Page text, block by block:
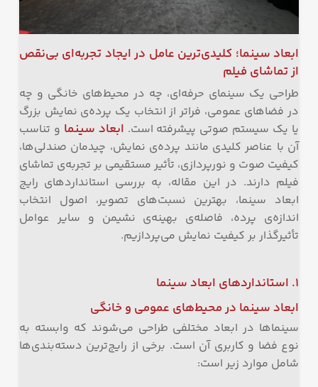
ابعاد سینما؛ کلیدی‌ترین عامل در ایجاد تجربه‌ای بی‌نقص
از تماشای فیلم
طراحی یک سینمای حرفه‌ای، چه در محیط‌های خانگی و چه
در فضاهای عمومی، فراتر از انتخاب یک پرده‌ی نمایش بزرگ
یا یک سیستم صوتی پیشرفته است. ابعاد سینما و تناسب
آن با عناصر کلیدی مانند پرده‌ی نمایش، چیدمان صندلی‌ها،
کیفیت صوت و نورپردازی، تأثیر مستقیمی بر تجربه‌ی تماشای
فیلم دارند. در این مقاله، به بررسی استانداردهای رایج
ابعاد سینما، بهترین نسبت‌های تصویر، اصول انتخاب
اندازه‌ی پرده، فاصله‌ی بهینه‌ی نشیمن و سایر عوامل
تأثیرگذار بر کیفیت نمایش می‌پردازیم.
۱. استانداردهای ابعاد سینما
ابعاد سینما در محیط‌های عمومی و خانگی
سینماها در ابعاد مختلفی طراحی می‌شوند که وابسته به
نوع فضا و کاربری آن است. برخی از رایج‌ترین دسته‌بندی‌ها
شامل موارد زیر است: